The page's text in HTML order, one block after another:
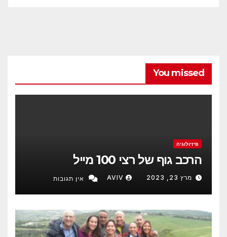
You missed
פיזיולוגיה
הרכב גוף של רצי 100 מייל
מרץ 23, 2023 AVIV אין תגובות